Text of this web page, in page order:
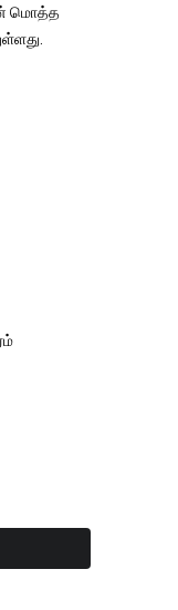
மொத்த